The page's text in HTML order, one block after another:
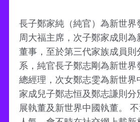
長子鄭家純（純官）為新世界
周大福主席，次子鄭家成則為
董事，至於第三代家族成員則
系，純官長子鄭志剛為新世界
總經理，次女鄭志雯為新世界
家成兒子鄭志恒及鄭志謙則分
展執董及新世界中國執董。